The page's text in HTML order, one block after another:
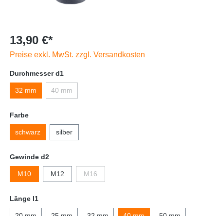
13,90 €*
Preise exkl. MwSt. zzgl. Versandkosten
Durchmesser d1
32 mm 40 mm
Farbe
schwarz silber
Gewinde d2
M10 M12 M16
Länge l1